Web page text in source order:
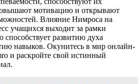
мотивацию и открывают
Влияние Нимроса на
учащихся выходит за рамки
способствует развитию духа
навыков. Окунитесь в мир онлайн-
и раскройте свой истинный